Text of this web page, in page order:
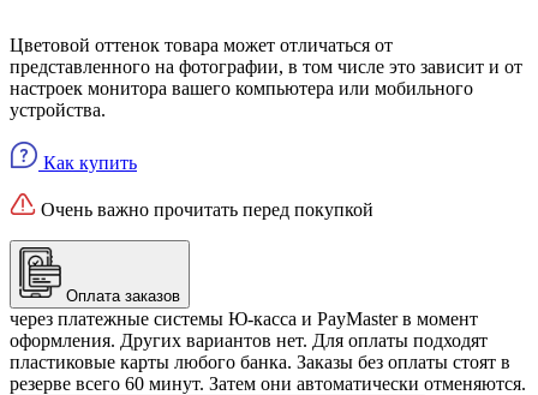
Цветовой оттенок товара может отличаться от
представленного на фотографии, в том числе это зависит и от
настроек монитора вашего компьютера или мобильного
устройства.
Как купить
Очень важно прочитать перед покупкой
Оплата заказов
через платежные системы Ю-касса и PayMaster в момент
оформления. Других вариантов нет. Для оплаты подходят
пластиковые карты любого банка. Заказы без оплаты стоят в
резерве всего 60 минут. Затем они автоматически отменяются.